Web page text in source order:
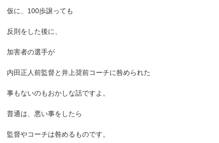
仮に、100歩譲っても
反則をした後に、
加害者の選手が
内田正人前監督と井上奨前コーチに咎められた
事もないのもおかしな話ですよ。
普通は、悪い事をしたら
監督やコーチは咎めるものです。